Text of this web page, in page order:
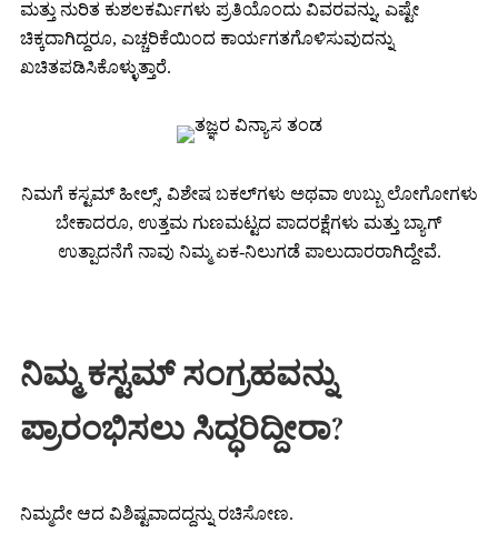
ಮತ್ತು ನುರಿತ ಕುಶಲಕರ್ಮಿಗಳು ಪ್ರತಿಯೊಂದು ವಿವರವನ್ನು, ಎಷ್ಟೇ
ಚಿಕ್ಕದಾಗಿದ್ದರೂ, ಎಚ್ಚರಿಕೆಯಿಂದ ಕಾರ್ಯಗತಗೊಳಿಸುವುದನ್ನು
ಖಚಿತಪಡಿಸಿಕೊಳ್ಳುತ್ತಾರೆ.
ನಿಮಗೆ ಕಸ್ಟಮ್ ಹೀಲ್ಸ್, ವಿಶೇಷ ಬಕಲ್‌ಗಳು ಅಥವಾ ಉಬ್ಬು ಲೋಗೋಗಳು
ಬೇಕಾದರೂ, ಉತ್ತಮ ಗುಣಮಟ್ಟದ ಪಾದರಕ್ಷೆಗಳು ಮತ್ತು ಬ್ಯಾಗ್
ಉತ್ಪಾದನೆಗೆ ನಾವು ನಿಮ್ಮ ಏಕ-ನಿಲುಗಡೆ ಪಾಲುದಾರರಾಗಿದ್ದೇವೆ.
ನಿಮ್ಮ ಕಸ್ಟಮ್ ಸಂಗ್ರಹವನ್ನು
ಪ್ರಾರಂಭಿಸಲು ಸಿದ್ಧರಿದ್ದೀರಾ?
ನಿಮ್ಮದೇ ಆದ ವಿಶಿಷ್ಟವಾದದ್ದನ್ನು ರಚಿಸೋಣ.